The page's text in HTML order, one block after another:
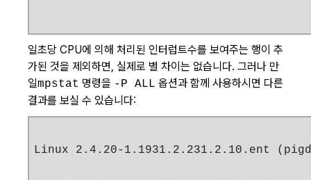
일초당 CPU에 의해 처리된 인터럽트수를 보여주는 행이 추
가된 것을 제외하면, 실제로 별 차이는 없습니다. 그러나 만
일mpstat 명령을 -P ALL 옵션과 함께 사용하시면 다른
결과를 보실 수 있습니다:
Linux 2.4.20-1.1931.2.231.2.10.ent